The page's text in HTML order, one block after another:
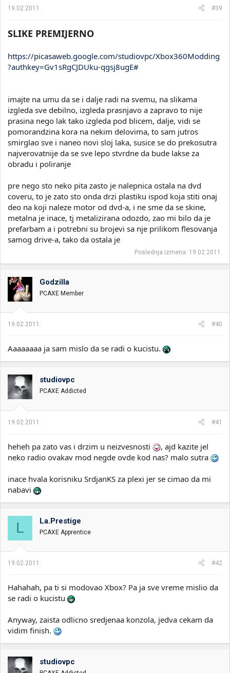
19.02.2011. #39
SLIKE PREMIJERNO
https://picasaweb.google.com/studiovpc/Xbox360Modding
?authkey=Gv1sRgCJDUku-qgsj8ugE#
imajte na umu da se i dalje radi na svemu, na slikama
izgleda sve debilno, izgleda prasnjavo a zapravo to nije
prasina nego lak tako izgleda pod blicem, dalje, vidi se
pomorandzina kora na nekim delovima, to sam jutros
smirglao sve i naneo novi sloj laka, susice se do prekosutra
najverovatnije da se sve lepo stvrdne da bude lakse za
obradu i poliranje
pre nego sto neko pita zasto je nalepnica ostala na dvd
coveru, to je zato sto onda drzi plastiku ispod koja stiti onaj
deo na koji naleze motor od dvd-a, i ne sme da se skine,
metalna je inace, tj metalizirana odozdo, zao mi bilo da je
prefarbam a i potrebni su brojevi sa nje prilikom flesovanja
samog drive-a, tako da ostala je
Poslednja izmena: 19.02.2011.
Godzilla
PCAXE Member
19.02.2011. #40
Aaaaaaaa ja sam mislo da se radi o kucistu.
studiovpc
PCAXE Addicted
19.02.2011. #41
heheh pa zato vas i drzim u neizvesnosti
, ajd kazite jel
neko radio ovakav mod negde ovde kod nas? malo sutra
inace hvala korisniku SrdjanKS za plexi jer se cimao da mi
nabavi
L La.Prestige
PCAXE Apprentice
19.02.2011. #42
Hahahah, pa ti si modovao Xbox? Pa ja sve vreme mislio da
se radi o kucistu
Anyway, zaista odlicno sredjenaa konzola, jedva cekam da
vidim finish.
studiovpc